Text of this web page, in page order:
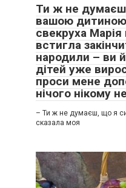
Ти ж не
вашою
свекруха
встигла
народили – ви
дітей уже
проси мене
нічого нікому
– Ти ж не думаєш, що я
сказала моя